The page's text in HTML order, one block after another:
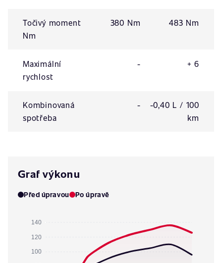
Točivý moment
Nm
380 Nm 483 Nm
Maximální
rychlost
- + 6
Kombinovaná
spotřeba
-
-0,40 L / 100
km
Graf výkonu
Před úpravou Po úpravě
140
120
100